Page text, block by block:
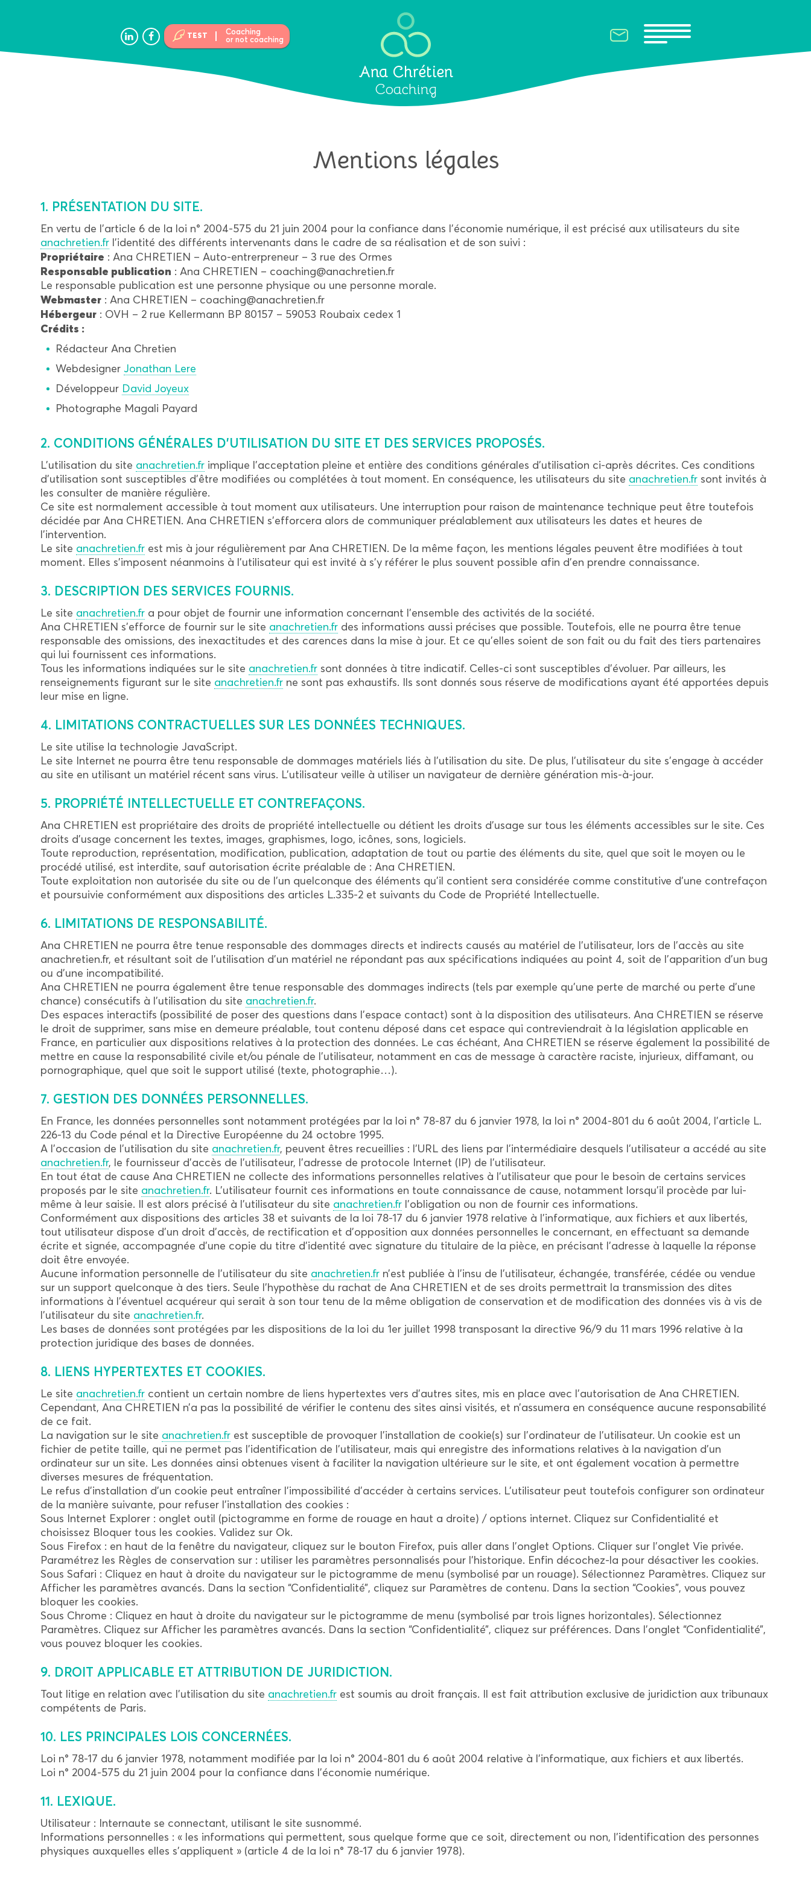
Ana Chrétien
Coaching
TEST
Coaching
or not coaching
Mentions légales
1. PRÉSENTATION DU SITE.
En vertu de l’article 6 de la loi n° 2004-575 du 21 juin 2004 pour la confiance dans l’économie numérique, il est précisé aux utilisateurs du site
anachretien.fr l’identité des différents intervenants dans le cadre de sa réalisation et de son suivi :
Propriétaire : Ana CHRETIEN – Auto-entrerpreneur – 3 rue des Ormes
Responsable publication : Ana CHRETIEN – coaching@anachretien.fr
Le responsable publication est une personne physique ou une personne morale.
Webmaster : Ana CHRETIEN – coaching@anachretien.fr
Hébergeur : OVH – 2 rue Kellermann BP 80157 – 59053 Roubaix cedex 1
Crédits :
Rédacteur Ana Chretien
WebdesignerJonathan Lere
Développeur David Joyeux
Photographe Magali Payard
2. CONDITIONS GÉNÉRALES D’UTILISATION DU SITE ET DES SERVICES PROPOSÉS.
L’utilisation du site anachretien.fr implique l’acceptation pleine et entière des conditions générales d’utilisation ci-après décrites. Ces conditions
d’utilisation sont susceptibles d’être modifiées ou complétées à tout moment. En conséquence, les utilisateurs du site anachretien.fr sont invités à
les consulter de manière régulière.
Ce site est normalement accessible à tout moment aux utilisateurs. Une interruption pour raison de maintenance technique peut être toutefois
décidée par Ana CHRETIEN. Ana CHRETIEN s’efforcera alors de communiquer préalablement aux utilisateurs les dates et heures de
l’intervention.
Le site anachretien.fr est mis à jour régulièrement par Ana CHRETIEN. De la même façon, les mentions légales peuvent être modifiées à tout
moment. Elles s’imposent néanmoins à l’utilisateur qui est invité à s’y référer le plus souvent possible afin d’en prendre connaissance.
3. DESCRIPTION DES SERVICES FOURNIS.
Le site anachretien.fr a pour objet de fournir une information concernant l’ensemble des activités de la société.
Ana CHRETIEN s’efforce de fournir sur le site anachretien.fr des informations aussi précises que possible. Toutefois, elle ne pourra être tenue
responsable des omissions, des inexactitudes et des carences dans la mise à jour. Et ce qu’elles soient de son fait ou du fait des tiers partenaires
qui lui fournissent ces informations.
Tous les informations indiquées sur le site anachretien.fr sont données à titre indicatif. Celles-ci sont susceptibles d’évoluer. Par ailleurs, les
renseignements figurant sur le site anachretien.fr ne sont pas exhaustifs. Ils sont donnés sous réserve de modifications ayant été apportées depuis
leur mise en ligne.
4. LIMITATIONS CONTRACTUELLES SUR LES DONNÉES TECHNIQUES.
Le site utilise la technologie JavaScript.
Le site Internet ne pourra être tenu responsable de dommages matériels liés à l’utilisation du site. De plus, l’utilisateur du site s’engage à accéder
au site en utilisant un matériel récent sans virus. L’utilisateur veille à utiliser un navigateur de dernière génération mis-à-jour.
5. PROPRIÉTÉ INTELLECTUELLE ET CONTREFAÇONS.
Ana CHRETIEN est propriétaire des droits de propriété intellectuelle ou détient les droits d’usage sur tous les éléments accessibles sur le site. Ces
droits d’usage concernent les textes, images, graphismes, logo, icônes, sons, logiciels.
Toute reproduction, représentation, modification, publication, adaptation de tout ou partie des éléments du site, quel que soit le moyen ou le
procédé utilisé, est interdite, sauf autorisation écrite préalable de : Ana CHRETIEN.
Toute exploitation non autorisée du site ou de l’un quelconque des éléments qu’il contient sera considérée comme constitutive d’une contrefaçon
et poursuivie conformément aux dispositions des articles L.335-2 et suivants du Code de Propriété Intellectuelle.
6. LIMITATIONS DE RESPONSABILITÉ.
Ana CHRETIEN ne pourra être tenue responsable des dommages directs et indirects causés au matériel de l’utilisateur, lors de l’accès au site
anachretien.fr, et résultant soit de l’utilisation d’un matériel ne répondant pas aux spécifications indiquées au point 4, soit de l’apparition d’un bug
ou d’une incompatibilité.
Ana CHRETIEN ne pourra également être tenue responsable des dommages indirects (tels par exemple qu’une perte de marché ou perte d’une
chance) consécutifs à l’utilisation du site anachretien.fr.
Des espaces interactifs (possibilité de poser des questions dans l’espace contact) sont à la disposition des utilisateurs. Ana CHRETIEN se réserve
le droit de supprimer, sans mise en demeure préalable, tout contenu déposé dans cet espace qui contreviendrait à la législation applicable en
France, en particulier aux dispositions relatives à la protection des données. Le cas échéant, Ana CHRETIEN se réserve également la possibilité de
mettre en cause la responsabilité civile et/ou pénale de l’utilisateur, notamment en cas de message à caractère raciste, injurieux, diffamant, ou
pornographique, quel que soit le support utilisé (texte, photographie…).
7. GESTION DES DONNÉES PERSONNELLES.
En France, les données personnelles sont notamment protégées par la loi n° 78-87 du 6 janvier 1978, la loi n° 2004-801 du 6 août 2004, l’article L.
226-13 du Code pénal et la Directive Européenne du 24 octobre 1995.
A l’occasion de l’utilisation du site anachretien.fr, peuvent êtres recueillies : l’URL des liens par l’intermédiaire desquels l’utilisateur a accédé au site
anachretien.fr, le fournisseur d’accès de l’utilisateur, l’adresse de protocole Internet (IP) de l’utilisateur.
En tout état de cause Ana CHRETIEN ne collecte des informations personnelles relatives à l’utilisateur que pour le besoin de certains services
proposés par le site anachretien.fr. L’utilisateur fournit ces informations en toute connaissance de cause, notamment lorsqu’il procède par lui-
même à leur saisie. Il est alors précisé à l’utilisateur du site anachretien.fr l’obligation ou non de fournir ces informations.
Conformément aux dispositions des articles 38 et suivants de la loi 78-17 du 6 janvier 1978 relative à l’informatique, aux fichiers et aux libertés,
tout utilisateur dispose d’un droit d’accès, de rectification et d’opposition aux données personnelles le concernant, en effectuant sa demande
écrite et signée, accompagnée d’une copie du titre d’identité avec signature du titulaire de la pièce, en précisant l’adresse à laquelle la réponse
doit être envoyée.
Aucune information personnelle de l’utilisateur du site anachretien.fr n’est publiée à l’insu de l’utilisateur, échangée, transférée, cédée ou vendue
sur un support quelconque à des tiers. Seule l’hypothèse du rachat de Ana CHRETIEN et de ses droits permettrait la transmission des dites
informations à l’éventuel acquéreur qui serait à son tour tenu de la même obligation de conservation et de modification des données vis à vis de
l’utilisateur du site anachretien.fr.
Les bases de données sont protégées par les dispositions de la loi du 1er juillet 1998 transposant la directive 96/9 du 11 mars 1996 relative à la
protection juridique des bases de données.
8. LIENS HYPERTEXTES ET COOKIES.
Le site anachretien.fr contient un certain nombre de liens hypertextes vers d’autres sites, mis en place avec l’autorisation de Ana CHRETIEN.
Cependant, Ana CHRETIEN n’a pas la possibilité de vérifier le contenu des sites ainsi visités, et n’assumera en conséquence aucune responsabilité
de ce fait.
La navigation sur le site anachretien.fr est susceptible de provoquer l’installation de cookie(s) sur l’ordinateur de l’utilisateur. Un cookie est un
fichier de petite taille, qui ne permet pas l’identification de l’utilisateur, mais qui enregistre des informations relatives à la navigation d’un
ordinateur sur un site. Les données ainsi obtenues visent à faciliter la navigation ultérieure sur le site, et ont également vocation à permettre
diverses mesures de fréquentation.
Le refus d’installation d’un cookie peut entraîner l’impossibilité d’accéder à certains services. L’utilisateur peut toutefois configurer son ordinateur
de la manière suivante, pour refuser l’installation des cookies :
Sous Internet Explorer : onglet outil (pictogramme en forme de rouage en haut a droite) / options internet. Cliquez sur Confidentialité et
choisissez Bloquer tous les cookies. Validez sur Ok.
Sous Firefox : en haut de la fenêtre du navigateur, cliquez sur le bouton Firefox, puis aller dans l’onglet Options. Cliquer sur l’onglet Vie privée.
Paramétrez les Règles de conservation sur : utiliser les paramètres personnalisés pour l’historique. Enfin décochez-la pour désactiver les cookies.
Sous Safari : Cliquez en haut à droite du navigateur sur le pictogramme de menu (symbolisé par un rouage). Sélectionnez Paramètres. Cliquez sur
Afficher les paramètres avancés. Dans la section “Confidentialité”, cliquez sur Paramètres de contenu. Dans la section “Cookies”, vous pouvez
bloquer les cookies.
Sous Chrome : Cliquez en haut à droite du navigateur sur le pictogramme de menu (symbolisé par trois lignes horizontales). Sélectionnez
Paramètres. Cliquez sur Afficher les paramètres avancés. Dans la section “Confidentialité”, cliquez sur préférences. Dans l’onglet “Confidentialité”,
vous pouvez bloquer les cookies.
9. DROIT APPLICABLE ET ATTRIBUTION DE JURIDICTION.
Tout litige en relation avec l’utilisation du site anachretien.fr est soumis au droit français. Il est fait attribution exclusive de juridiction aux tribunaux
compétents de Paris.
10. LES PRINCIPALES LOIS CONCERNÉES.
Loi n° 78-17 du 6 janvier 1978, notamment modifiée par la loi n° 2004-801 du 6 août 2004 relative à l’informatique, aux fichiers et aux libertés.
Loi n° 2004-575 du 21 juin 2004 pour la confiance dans l’économie numérique.
11. LEXIQUE.
Utilisateur : Internaute se connectant, utilisant le site susnommé.
Informations personnelles : « les informations qui permettent, sous quelque forme que ce soit, directement ou non, l’identification des personnes
physiques auxquelles elles s’appliquent » (article 4 de la loi n° 78-17 du 6 janvier 1978).